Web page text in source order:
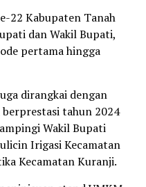
22 Kabupaten Tanah
dan Wakil Bupati,
pertama hingga
dirangkai dengan
berprestasi tahun 2024
Wakil Bupati
Irigasi Kecamatan
Kecamatan Kuranji.